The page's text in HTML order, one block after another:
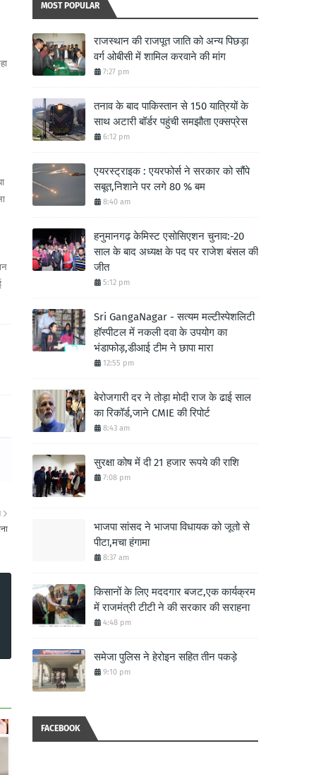
MOST POPULAR
राजस्थान की राजपूत जाति को अन्य पिछड़ा
वर्ग ओबीसी में शामिल करवाने की मांग
7:27 pm
तनाव के बाद पाकिस्तान से 150 यात्रियों के
साथ अटारी बॉर्डर पहुंची समझौता एक्सप्रेस
6:12 pm
एयरस्ट्राइक : एयरफोर्स ने सरकार को सौंपे
सबूत,निशाने पर लगे 80 % बम
8:40 am
हनुमानगढ़ केमिस्ट एसोसिएशन चुनाव:-20
साल के बाद अध्यक्ष के पद पर राजेश बंसल की
जीत
5:12 pm
Sri GangaNagar - सत्यम मल्टीस्पेशलिटी
हॉस्पीटल में नकली दवा के उपयोग का
भंडाफोड़,डीआई टीम ने छापा मारा
12:55 pm
बेरोजगारी दर ने तोड़ा मोदी राज के ढाई साल
का रिकॉर्ड,जाने CMIE की रिपोर्ट
8:43 am
सुरक्षा कोष में दी 21 हजार रूपये की राशि
7:08 pm
भाजपा सांसद ने भाजपा विधायक को जूतो से
पीटा,मचा हंगामा
8:37 am
किसानों के लिए मददगार बजट,एक कार्यक्रम
में राजमंत्री टीटी ने की सरकार की सराहना
4:48 pm
समेजा पुलिस ने हेरोइन सहित तीन पकड़े
9:10 pm
FACEBOOK